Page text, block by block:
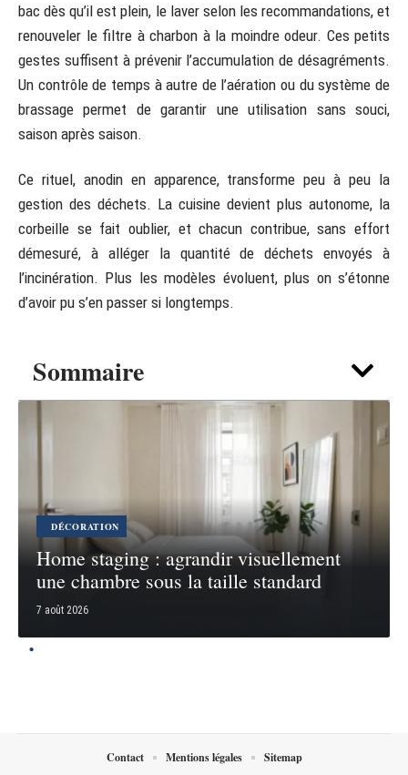
Sommaire
DÉCORATION
Home staging : agrandir visuellement
une chambre sous la taille standard
7 août 2026
bac dès qu’il est plein, le laver selon les recommandations, et
renouveler le filtre à charbon à la moindre odeur. Ces petits
gestes suffisent à prévenir l’accumulation de désagréments.
Un contrôle de temps à autre de l’aération ou du système de
brassage permet de garantir une utilisation sans souci,
saison après saison.
Ce rituel, anodin en apparence, transforme peu à peu la
gestion des déchets. La cuisine devient plus autonome, la
corbeille se fait oublier, et chacun contribue, sans effort
démesuré, à alléger la quantité de déchets envoyés à
l’incinération. Plus les modèles évoluent, plus on s’étonne
d’avoir pu s’en passer si longtemps.
Contact Mentions légales Sitemap